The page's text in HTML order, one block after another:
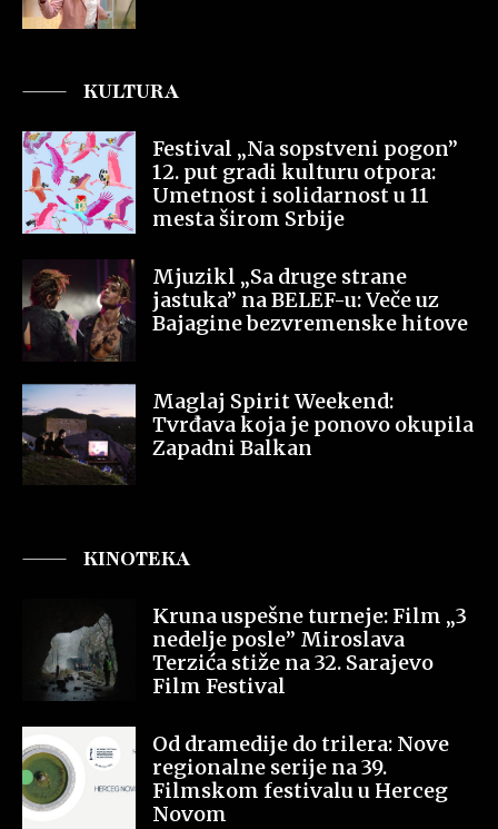
KULTURA
Festival „Na sopstveni pogon”
12. put gradi kulturu otpora:
Umetnost i solidarnost u 11
mesta širom Srbije
Mjuzikl „Sa druge strane
jastuka” na BELEF-u: Veče uz
Bajagine bezvremenske hitove
Maglaj Spirit Weekend:
Tvrđava koja je ponovo okupila
Zapadni Balkan
KINOTEKA
Kruna uspešne turneje: Film „3
nedelje posle” Miroslava
Terzića stiže na 32. Sarajevo
Film Festival
Od dramedije do trilera: Nove
regionalne serije na 39.
Filmskom festivalu u Herceg
Novom